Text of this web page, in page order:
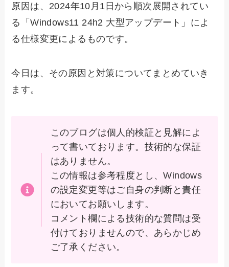
原因は、2024年10月1日から順次展開されてい
る「Windows11 24h2 大型アップデート」によ
る仕様変更によるものです。
今日は、その原因と対策についてまとめていき
ます。
このブログは個人的検証と見解によ
って書いております。技術的な保証
はありません。
この情報は参考程度とし、Windows
の設定変更等はご自身の判断と責任
においてお願いします。
コメント欄による技術的な質問は受
付けておりませんので、あらかじめ
ご了承ください。